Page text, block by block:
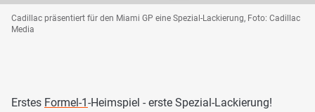
Cadillac präsentiert für den Miami GP eine Spezial-Lackierung, Foto: Cadillac
Media
Erstes Formel-1-Heimspiel - erste Spezial-Lackierung!